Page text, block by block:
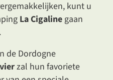
kunt u
La Cigaline gaan
de Dordogne
zal hun favoriete